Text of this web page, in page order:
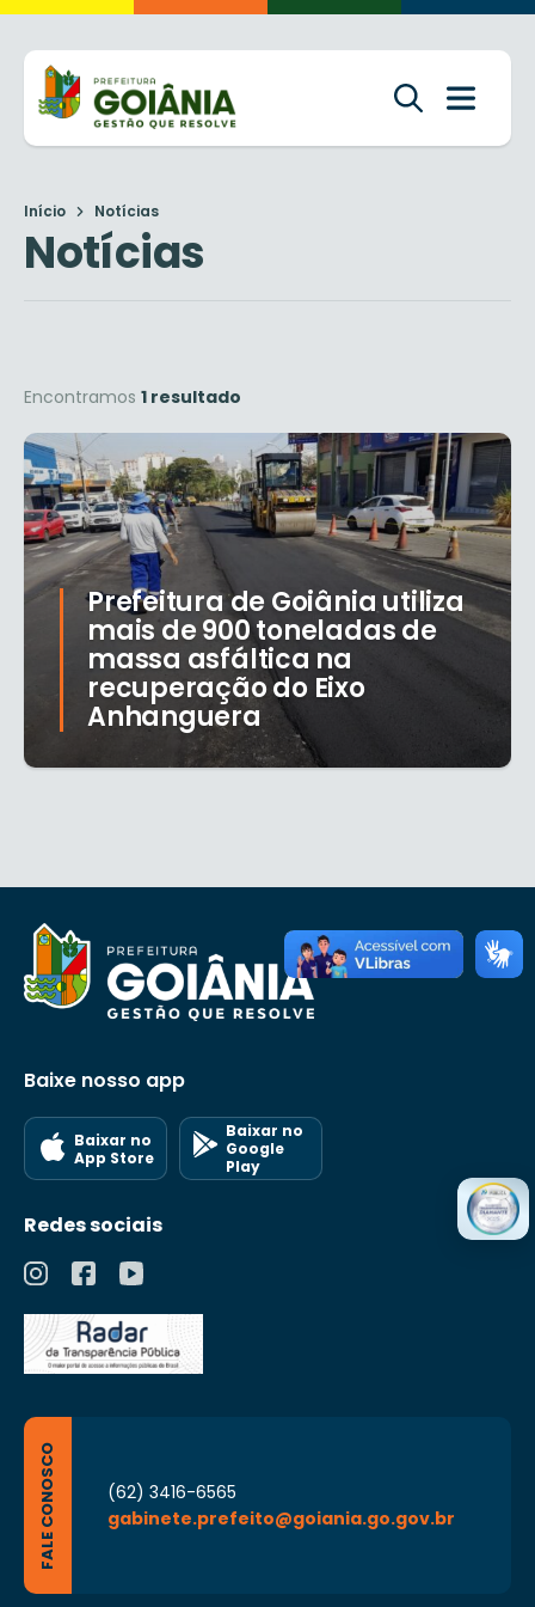
Início Notícias
Notícias
Encontramos 1 resultado
Prefeitura de Goiânia utiliza
mais de 900 toneladas de
massa asfáltica na
recuperação do Eixo
Anhanguera
Baixe nosso app
Baixar no
App Store
Baixar no
Google
Play
Redes sociais
FALE CONOSCO
(62) 3416-6565
gabinete.prefeito@goiania.go.gov.br